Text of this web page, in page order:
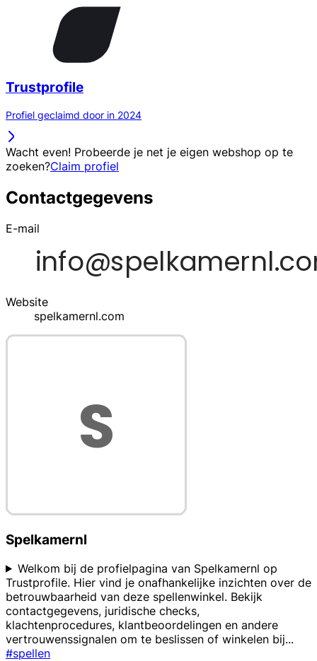
Trustprofile
Profiel geclaimd door in 2024
Wacht even! Probeerde je net je eigen webshop op te
zoeken?Claim profiel
Contactgegevens
E-mail
Website
spelkamernl.com
Spelkamernl
Welkom bij de profielpagina van Spelkamernl op
Trustprofile. Hier vind je onafhankelijke inzichten over de
betrouwbaarheid van deze spellenwinkel. Bekijk
contactgegevens, juridische checks,
klachtenprocedures, klantbeoordelingen en andere
vertrouwenssignalen om te beslissen of winkelen bij...
#spellen